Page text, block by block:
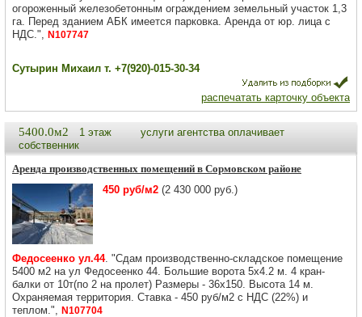
огороженный железобетонным ограждением земельный участок 1,3
га. Перед зданием АБК имеется парковка. Аренда от юр. лица с
НДС.", N107747
Сутырин Михаил т. +7(920)-015-30-34
распечатать карточку объекта
5400.0м2 1 этаж
услуги агентства оплачивает
собственник
Аренда производственных помещений в Сормовском районе
450 руб/м2 (2 430 000 руб.)
Федосеенко ул.44. "Сдам производственно-складское помещение
5400 м2 на ул Федосеенко 44. Большие ворота 5х4.2 м. 4 кран-
балки от 10т(по 2 на пролет) Размеры - 36х150. Высота 14 м.
Охраняемая территория. Ставка - 450 руб/м2 с НДС (22%) и
теплом.", N107704